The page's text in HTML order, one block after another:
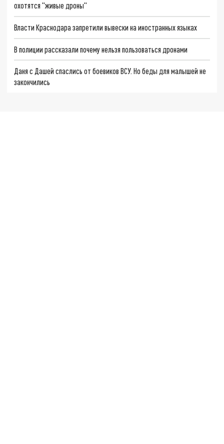
охотятся "живые дроны"
Власти Краснодара запретили вывески на иностранных языках
В полиции рассказали почему нельзя пользоваться дронами
Даня с Дашей спаслись от боевиков ВСУ. Но беды для малышей не
закончились